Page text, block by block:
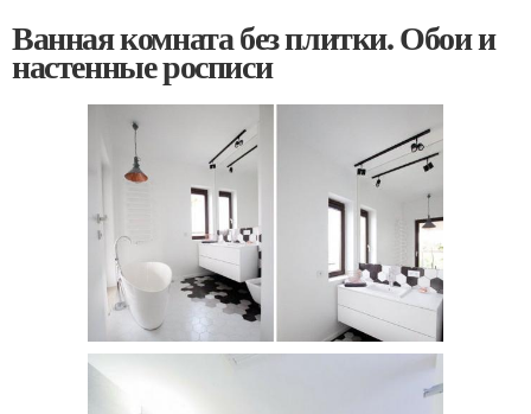
Ванная комната без плитки. Обои и
настенные росписи